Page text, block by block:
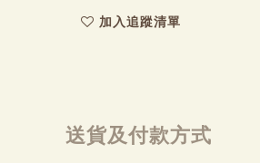
加入追蹤清單
送貨及付款方式